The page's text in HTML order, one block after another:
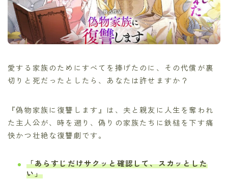
愛する家族のためにすべてを捧げたのに、その代償が裏
切りと死だったとしたら、あなたは許せますか？
『偽物家族に復讐します』は、夫と親友に人生を奪われ
た主人公が、時を遡り、偽りの家族たちに鉄槌を下す痛
快かつ壮絶な復讐劇です。
「あらすじだけサクッと確認して、スカッとした
い」